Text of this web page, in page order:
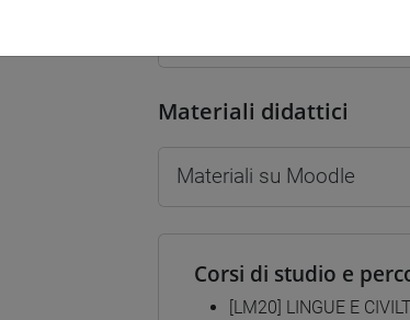
Materiali didattici
Materiali su Moodle
Corsi di studio e
[LM20] LINGUE E